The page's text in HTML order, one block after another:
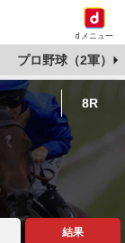
dメニュー
プロ野球（2軍）
8R
結果